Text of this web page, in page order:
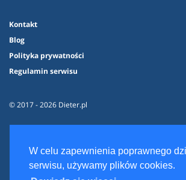
W celu zapewnienia poprawnego
serwisu, używamy plików cookies.
Kontakt
Blog
Polityka prywatności
Regulamin serwisu
© 2017 - 2026 Dieter.pl